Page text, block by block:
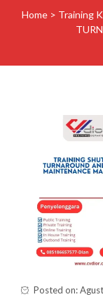
Home > Training
Posted on: